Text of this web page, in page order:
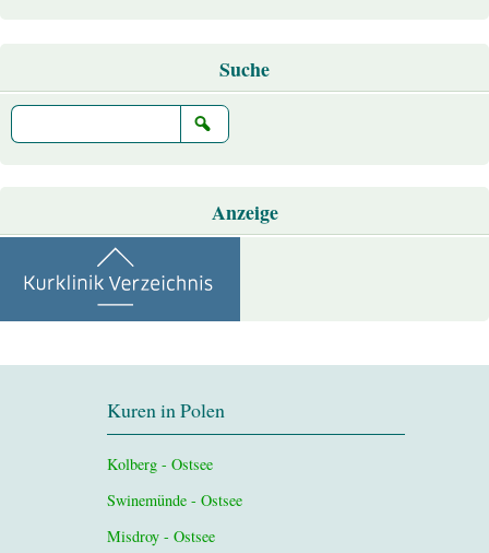
Suche
Anzeige
Kuren in Polen
Kolberg - Ostsee
Swinemünde - Ostsee
Misdroy - Ostsee